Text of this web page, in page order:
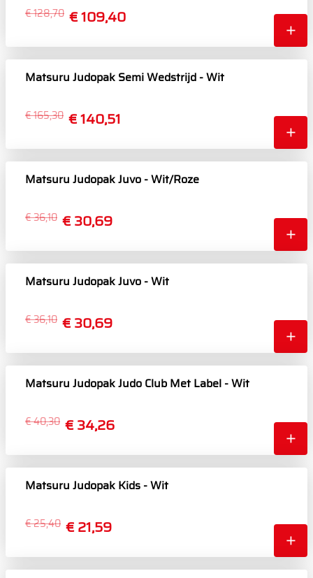
€ 109,40
€ 128,70
Matsuru Judopak Semi Wedstrijd - Wit
€ 140,51
€ 165,30
Matsuru Judopak Juvo - Wit/Roze
€ 30,69
€ 36,10
Matsuru Judopak Juvo - Wit
€ 30,69
€ 36,10
Matsuru Judopak Judo Club Met Label - Wit
€ 34,26
€ 40,30
Matsuru Judopak Kids - Wit
€ 21,59
€ 25,40